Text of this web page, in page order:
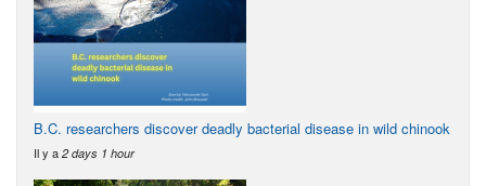
B.C. researchers discover deadly bacterial disease in wild chinook
Il y a 2 days 1 hour